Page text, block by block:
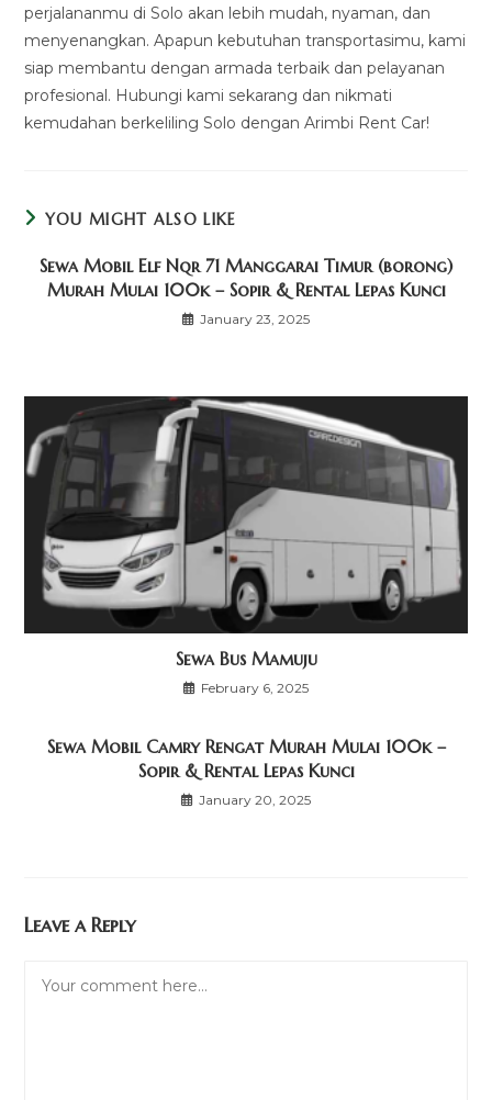
perjalananmu di Solo akan lebih mudah, nyaman, dan
menyenangkan. Apapun kebutuhan transportasimu, kami
siap membantu dengan armada terbaik dan pelayanan
profesional. Hubungi kami sekarang dan nikmati
kemudahan berkeliling Solo dengan Arimbi Rent Car!
YOU MIGHT ALSO LIKE
Sewa Mobil Elf Nqr 71 Manggarai Timur (borong)
Murah Mulai 100k – Sopir & Rental Lepas Kunci
January 23, 2025
Sewa Bus Mamuju
February 6, 2025
Sewa Mobil Camry Rengat Murah Mulai 100k –
Sopir & Rental Lepas Kunci
January 20, 2025
Leave a Reply